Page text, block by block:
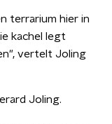
terrarium hier in
kachel legt
vertelt Joling
Joling.